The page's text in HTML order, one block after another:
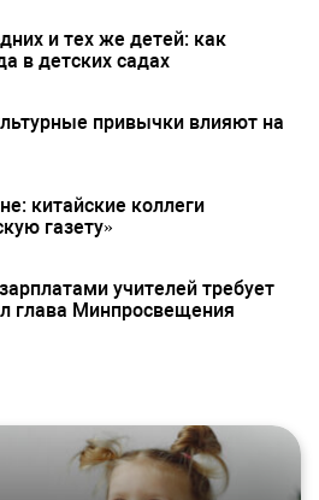
и тех же детей: как
в детских садах
привычки влияют на
китайские коллеги
газету»
учителей требует
глава Минпросвещения